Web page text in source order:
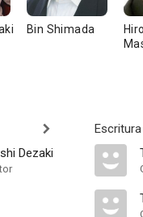
Bin Shimada
Dezaki
Escritura